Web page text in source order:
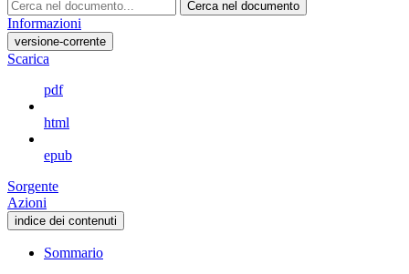
Cerca nel documento
Informazioni
versione-corrente
Scarica
pdf
html
epub
Sorgente
Azioni
indice dei contenuti
Sommario